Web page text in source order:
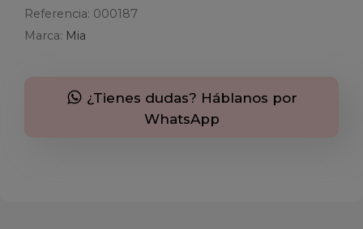
Referencia: 000187
Marca: Mia
¿Tienes dudas? Háblanos por
WhatsApp